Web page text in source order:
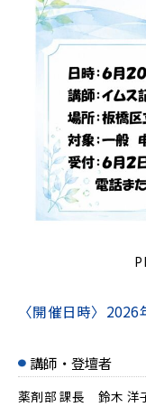
〈開催日時〉 2026
講師・登壇者
薬剤部 課長 鈴木 洋